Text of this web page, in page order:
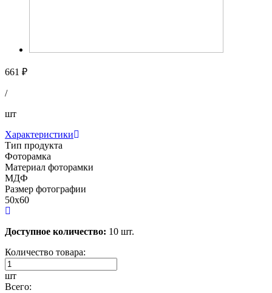
661 ₽
/
шт
Характеристики
Тип продукта
Фоторамка
Материал фоторамки
МДФ
Размер фотографии
50х60
Доступное количество: 10 шт.
Количество товара:
шт
Всего: